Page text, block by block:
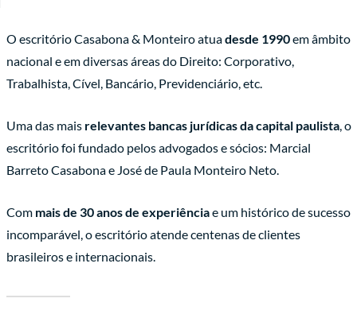
O escritório Casabona & Monteiro atuadesde 1990em âmbito
nacional e em diversas áreas do Direito: Corporativo,
Trabalhista, Cível, Bancário, Previdenciário, etc.
Uma das mais relevantes bancas jurídicas da capital paulista, o
escritório foi fundado pelos advogados e sócios: Marcial
Barreto Casabona e José de Paula Monteiro Neto.
Com mais de 30 anos de experiênciae um histórico de sucesso
incomparável, o escritório atende centenas de clientes
brasileiros e internacionais.